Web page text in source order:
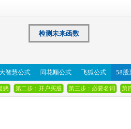
检测未来函数
大智慧公式 同花顺公式 飞狐公式 58股
惑 第二步：开户买股 第三步：必要名词 第